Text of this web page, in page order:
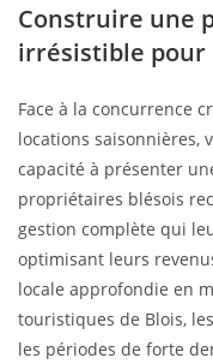
Construire une
irrésistible
Face à la concurrence
locations saisonnières,
capacité à présenter
propriétaires blésois
gestion complète qui
optimisant leurs
locale approfondie en
touristiques de Blois,
les périodes de forte